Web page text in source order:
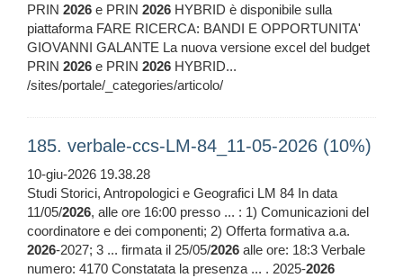
PRIN 2026 e PRIN 2026 HYBRID è disponibile sulla
piattaforma FARE RICERCA: BANDI E OPPORTUNITA'
GIOVANNI GALANTE La nuova versione excel del budget
PRIN 2026 e PRIN 2026 HYBRID...
/sites/portale/_categories/articolo/
185. verbale-ccs-LM-84_11-05-2026 (10%)
10-giu-2026 19.38.28
Studi Storici, Antropologici e Geografici LM 84 In data
11/05/2026, alle ore 16:00 presso ... : 1) Comunicazioni del
coordinatore e dei componenti; 2) Offerta formativa a.a.
2026-2027; 3 ... firmata il 25/05/2026 alle ore: 18:3 Verbale
numero: 4170 Constatata la presenza ... . 2025-2026